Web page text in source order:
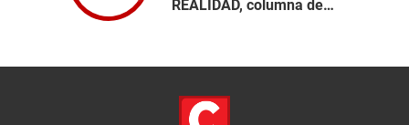
REALIDAD, columna de